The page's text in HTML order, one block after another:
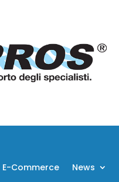
E-Commerce News